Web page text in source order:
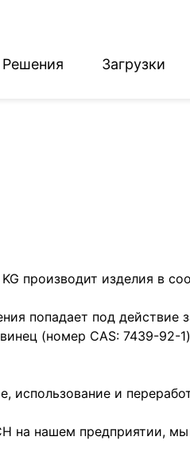
Решения Загрузки
производит изделия в
попадает под
(номер CAS: 7439-92-
и
на нашем предприятии,